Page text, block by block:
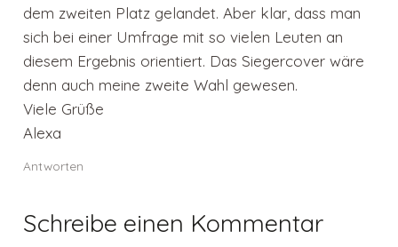
dem zweiten Platz gelandet. Aber klar, dass man
sich bei einer Umfrage mit so vielen Leuten an
diesem Ergebnis orientiert. Das Siegercover wäre
denn auch meine zweite Wahl gewesen.
Viele Grüße
Alexa
Antworten
Schreibe einen Kommentar